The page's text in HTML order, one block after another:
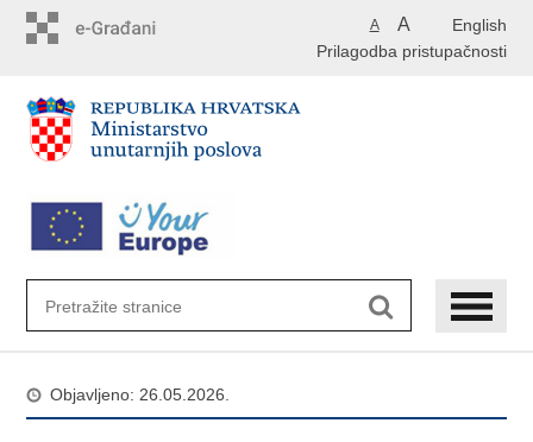
English
A A
Prilagodba pristupačnosti
Objavljeno: 26.05.2026.